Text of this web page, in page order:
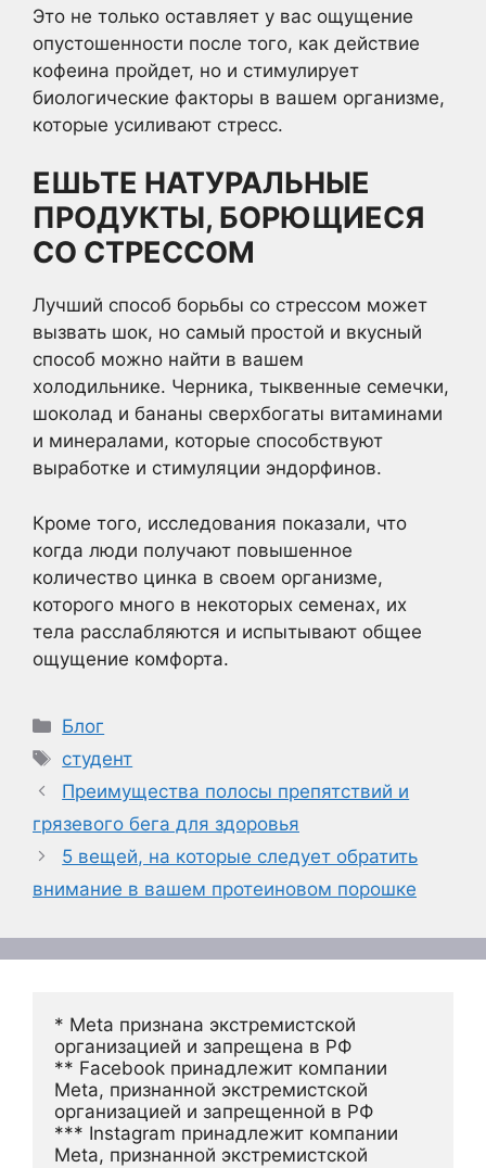
Это не только оставляет у вас ощущение
опустошенности после того, как действие
кофеина пройдет, но и стимулирует
биологические факторы в вашем организме,
которые усиливают стресс.
ЕШЬТЕ НАТУРАЛЬНЫЕ
ПРОДУКТЫ, БОРЮЩИЕСЯ
СО СТРЕССОМ
Лучший способ борьбы со стрессом может
вызвать шок, но самый простой и вкусный
способ можно найти в вашем
холодильнике. Черника, тыквенные семечки,
шоколад и бананы сверхбогаты витаминами
и минералами, которые способствуют
выработке и стимуляции эндорфинов.
Кроме того, исследования показали, что
когда люди получают повышенное
количество цинка в своем организме,
которого много в некоторых семенах, их
тела расслабляются и испытывают общее
ощущение комфорта.
Рубрики
Блог
Метки
студент
Преимущества полосы препятствий и
грязевого бега для здоровья
5 вещей, на которые следует обратить
внимание в вашем протеиновом порошке
* Meta признана экстремистской
организацией и запрещена в РФ
** Facebook принадлежит компании
Meta, признанной экстремистской
организацией и запрещенной в РФ
*** Instagram принадлежит компании
Meta, признанной экстремистской